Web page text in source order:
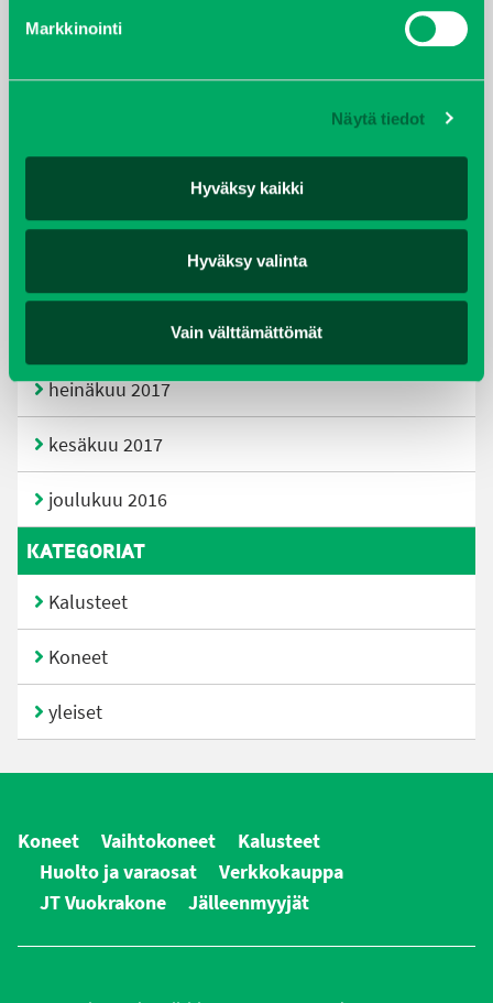
Markkinointi
Näytä tiedot
Hyväksy kaikki
Hyväksy valinta
Vain välttämättömät
elokuu 2018
heinäkuu 2017
kesäkuu 2017
joulukuu 2016
KATEGORIAT
Kalusteet
Koneet
yleiset
Koneet Vaihtokoneet
Kalusteet
Huolto ja varaosat
Verkkokauppa
JT Vuokrakone
Jälleenmyyjät